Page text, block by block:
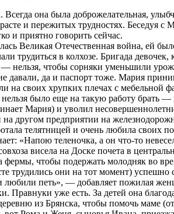
она была доброжелательная,
и пережитых трудностях.
и приятно говорить сейчас.
Великая Отечественная война, ей
трудиться в колхозе. Бригада
нельзя, чтобы сорняки уменьшили
давали, да и паспорт тоже. Мария
на своих хрупких плечах с мебельной
было еще на такую работу брать
Мария) и уволил
другом предприятии на
телятницей и очень любила
«Напою теленочка, а он что-то
висела на Доске почета в
фермы, чтобы подержать молодняк во
они на тот момент) успешно
любили петь», — добавляет пожилая
уже есть. За детей она
из Брянска, чтобы помочь маме